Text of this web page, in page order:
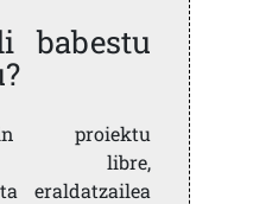
babestu
proiektu
libre,
eraldatzailea